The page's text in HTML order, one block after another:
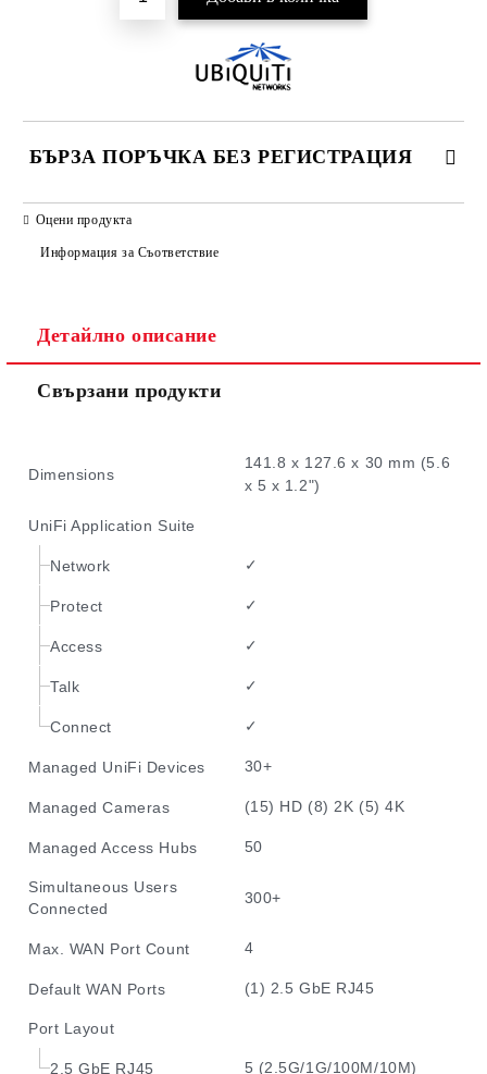
БЪРЗА ПОРЪЧКА БЕЗ РЕГИСТРАЦИЯ
Ние ще се свържем с вас в рамките на работния ден.
Оцени продукта
Информация за Съответствие
Детайлно описание
Свързани продукти
Dimensions
141.8 x 127.6 x 30 mm (5.6
x 5 x 1.2")
UniFi Application Suite
Network ✓
Protect ✓
Access ✓
Talk ✓
Connect ✓
Managed UniFi Devices 30+
Managed Cameras (15) HD (8) 2K (5) 4K
Managed Access Hubs 50
Simultaneous Users
Connected
300+
Max. WAN Port Count 4
Default WAN Ports (1) 2.5 GbE RJ45
Port Layout
2.5 GbE RJ45 5 (2.5G/1G/100M/10M)